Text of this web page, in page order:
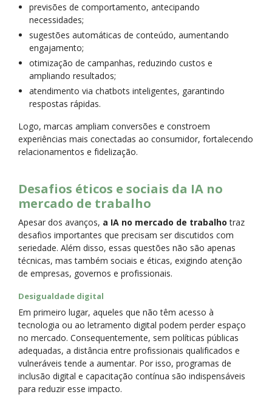
previsões de comportamento, antecipando
necessidades;
sugestões automáticas de conteúdo, aumentando
engajamento;
otimização de campanhas, reduzindo custos e
ampliando resultados;
atendimento via chatbots inteligentes, garantindo
respostas rápidas.
Logo, marcas ampliam conversões e constroem
experiências mais conectadas ao consumidor, fortalecendo
relacionamentos e fidelização.
Desafios éticos e sociais da IA no
mercado de trabalho
Apesar dos avanços, a IA no mercado de trabalho traz
desafios importantes que precisam ser discutidos com
seriedade. Além disso, essas questões não são apenas
técnicas, mas também sociais e éticas, exigindo atenção
de empresas, governos e profissionais.
Desigualdade digital
Em primeiro lugar, aqueles que não têm acesso à
tecnologia ou ao letramento digital podem perder espaço
no mercado. Consequentemente, sem políticas públicas
adequadas, a distância entre profissionais qualificados e
vulneráveis tende a aumentar. Por isso, programas de
inclusão digital e capacitação contínua são indispensáveis
para reduzir esse impacto.